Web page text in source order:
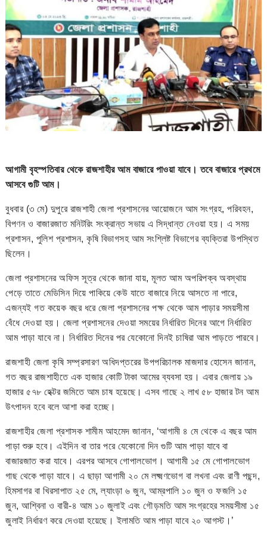
আগামী বৃহস্পতিবার থেকে রাজশাহীর আম বাজারে পাওয়া যাবে। তবে বাজারে প্রথমে
আসবে গুটি আম।
বুধবার (৩ মে) দুপুরে রাজশাহী জেলা প্রশাসনের আয়োজনে আম সংগ্রহ, পরিবহন,
বিপণন ও বাজারজাত মনিটরিং সংক্রান্ত সভায় এ সিদ্ধান্ত নেওয়া হয়। এ সময়
প্রশাসন, পুলিশ প্রশাসন, কৃষি বিভাগসহ আম সংশ্লিষ্ট বিভাগের ব্যক্তিরা উপস্থিত
ছিলেন।
জেলা প্রশাসনের অফিস সূত্র থেকে জানা যায়, মূলত আম অপরিপক্ব অবস্থায়
পেড়ে তাতে মেডিসিন দিয়ে পাকিয়ে কেউ যাতে বাজারে নিয়ে আসতে না পারে,
এজন্যই গত কয়েক বছর ধরে জেলা প্রশাসনের পক্ষ থেকে আম পাড়ার সময়সীমা
বেঁধে দেওয়া হয়। জেলা প্রশাসনের দেওয়া সময়ের নির্ধারিত দিনের আগে নির্ধারিত
আম পাড়া যাবে না। নির্ধারিত দিনের পর যেকোনো দিনই চাষিরা আম পাড়তে পারবে।
রাজশাহী জেলা কৃষি সম্প্রসারণ অধিদপ্তরের উপপরিচালক মাজদার হোসেন জানান,
গত বছর রাজশাহীতে এক হাজার কোটি টাকা আমের ব্যবসা হয়। এবার জেলায় ১৯
হাজার ৫৭৮ হেক্টর জমিতে আম চাষ হয়েছে। এসব গাছে ২ লাখ ৫৮ হাজার টন আম
উৎপাদন হবে বলে আশা করা হচ্ছে।
রাজশাহীর জেলা প্রশাসক শামীম আহমেদ জানান, ‘আগামী ৪ মে থেকে এ বছর আম
পাড়া শুরু হবে। এইদিন বা তার পরে যেকোনো দিন গুটি আম পাড়া যাবে বা
বাজারজাত করা যাবে। এরপর আসবে গোপালভোগ। আগামী ১৫ মে গোপালভোগ
গাছ থেকে পাড়া যাবে। এ ছাড়া আগামী ২০ মে লক্ষ্মণভোগ বা লখনা এবং রাণী পছন্দ,
হিমসাগর বা খিরসাপাত ২৫ মে, ল্যাংড়া ৬ জুন, আম্রপালি ১০ জুন ও ফজলি ১৫
জুন, আশ্বিনা ও বারী-৪ আম ১০ জুলাই এবং গৌড়মতি আম সংগ্রহের সময়সীমা ১৫
জুলাই নির্ধারণ করে দেওয়া হয়েছে। ইলামতি আম পাড়া যাবে ২০ আগস্ট।’